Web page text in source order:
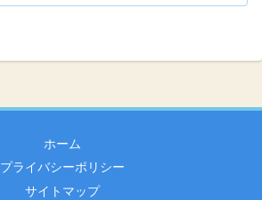
ホーム
プライバシーポリシー
サイトマップ